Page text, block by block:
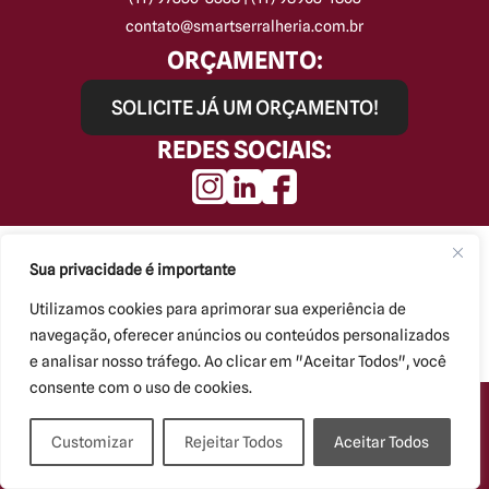
Sua privacidade é importante
Utilizamos cookies para aprimorar sua experiência de
navegação, oferecer anúncios ou conteúdos personalizados
e analisar nosso tráfego. Ao clicar em "Aceitar Todos", você
consente com o uso de cookies.
Customizar Rejeitar Todos Aceitar Todos
contato@smartserralheria.com.br
ORÇAMENTO:
SOLICITE JÁ UM ORÇAMENTO!
REDES SOCIAIS:
Kryzalis - Criação de Sites